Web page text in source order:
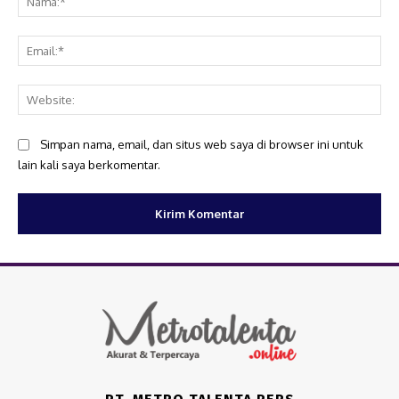
Simpan nama, email, dan situs web saya di browser ini untuk
lain kali saya berkomentar.